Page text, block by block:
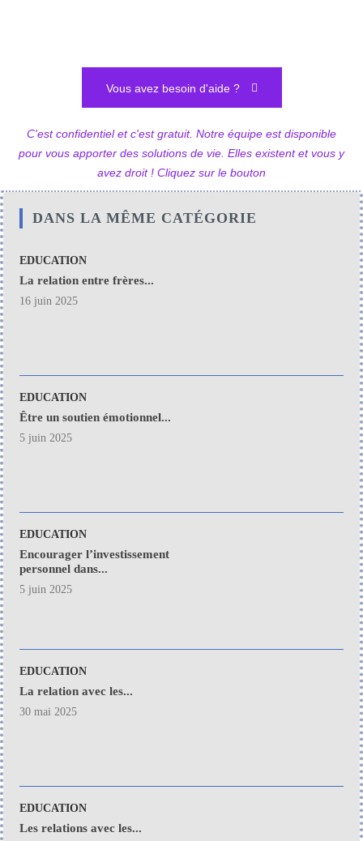
Vous avez besoin d'aide ?
C'est confidentiel et c'est gratuit. Notre équipe est disponible
pour vous apporter des solutions de vie. Elles existent et vous y
avez droit ! Cliquez sur le bouton
DANS LA MÊME CATÉGORIE
EDUCATION
La relation entre frères...
16 juin 2025
EDUCATION
Être un soutien émotionnel...
5 juin 2025
EDUCATION
Encourager l’investissement
personnel dans...
5 juin 2025
EDUCATION
La relation avec les...
30 mai 2025
EDUCATION
Les relations avec les...